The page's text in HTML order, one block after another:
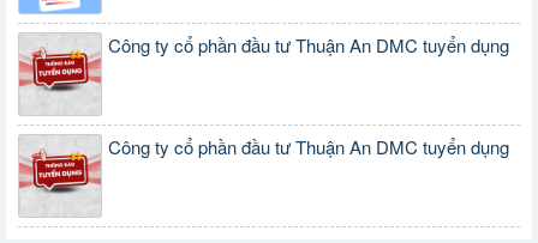
Công ty cổ phần đầu tư Thuận An DMC tuyển dụng
Công ty cổ phần đầu tư Thuận An DMC tuyển dụng